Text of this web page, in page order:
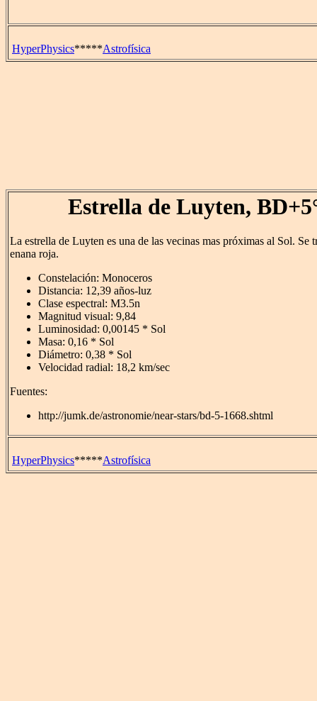
HyperPhysics*****Astrofísica
Estrella de Luyten,
La estrella de Luyten es una de las vecinas mas próximas al Sol. Se
enana roja.
Constelación: Monoceros
Distancia: 12,39 años-luz
Clase espectral: M3.5n
Magnitud visual: 9,84
Luminosidad: 0,00145 * Sol
Masa: 0,16 * Sol
Diámetro: 0,38 * Sol
Velocidad radial: 18,2 km/sec
Fuentes:
http://jumk.de/astronomie/near-stars/bd-5-1668.shtml
HyperPhysics*****Astrofísica